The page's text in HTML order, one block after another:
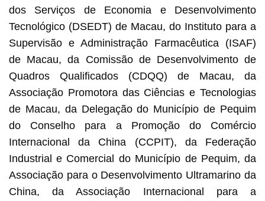
dos Serviços de Economia e Desenvolvimento
Tecnológico (DSEDT) de Macau, do Instituto para a
Supervisão e Administração Farmacêutica (ISAF)
de Macau, da Comissão de Desenvolvimento de
Quadros Qualificados (CDQQ) de Macau, da
Associação Promotora das Ciências e Tecnologias
de Macau, da Delegação do Município de Pequim
do Conselho para a Promoção do Comércio
Internacional da China (CCPIT), da Federação
Industrial e Comercial do Município de Pequim, da
Associação para o Desenvolvimento Ultramarino da
China, da Associação Internacional para a